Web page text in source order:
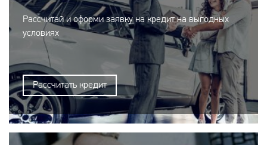
Рассчитай и оформи заявку на кредит на выгодных
условиях
Рассчитать кредит